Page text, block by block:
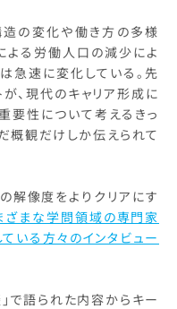
の変化や働き方の多様
よる労働人口の減少によ
急速に変化している。先
が、現代のキャリア形成に
要性について考えるきっ
概観だけしか伝えられて
の解像度をよりクリアにす
ざまな学問領域の専門家
ている方々のインタビュー
で語られた内容からキー